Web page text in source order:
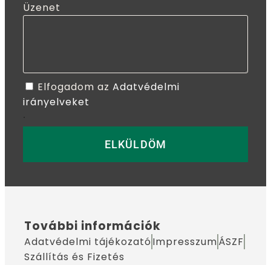
Üzenet
Elfogadom az Adatvédelmi
irányelveket
ELKÜLDÖM
További információk
Adatvédelmi tájékozató ImpresszumÁSZF
Szállítás és Fizetés